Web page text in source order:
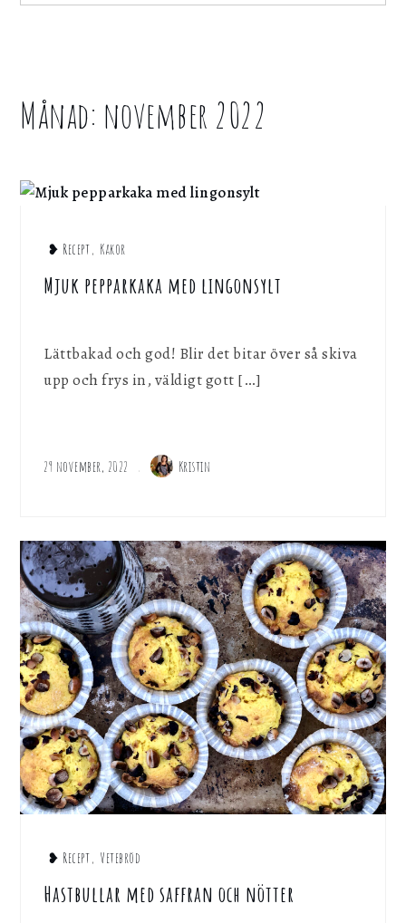
Home
2022
Månad: november 2022
❥ Recept, Kakor
Mjuk pepparkaka med lingonsylt
Lättbakad och god! Blir det bitar över så skiva
upp och frys in, väldigt gott […]
29 november, 2022 Kristin
❥ Recept, Vetebröd
Hastbullar med saffran och nötter
för att webbplatsen ska fungera.
information och funktionalitet vill vi samla in
statistik. Vi kan inte identifiera dig
Marknadsföring
webbplats kan vi ge dig personligt innehåll